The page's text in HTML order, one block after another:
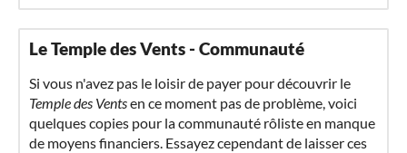
Le Temple des Vents - Communauté
Si vous n'avez pas le loisir de payer pour découvrir le
Temple des Ventsen ce moment pas de problème, voici
quelques copies pour la communauté rôliste en manque
de moyens financiers. Essayez cependant de laisser ces